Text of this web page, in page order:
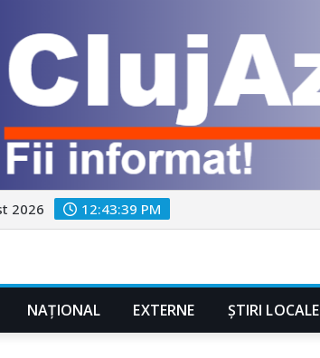
2026 12:43:40 PM
NAŢIONAL EXTERNE ȘTIRI LOCALE